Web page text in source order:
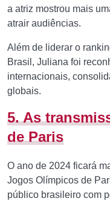
a atriz mostrou mais
atrair audiências.
Além de liderar o
Brasil, Juliana foi
internacionais,
globais.
5. As
de Paris
O ano de 2024 ficará
Jogos Olímpicos de
público brasileiro com